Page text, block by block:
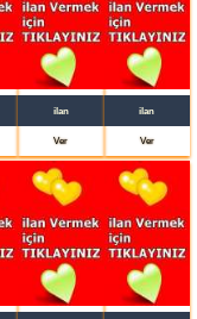
ilan
Ver
ilan
Ver